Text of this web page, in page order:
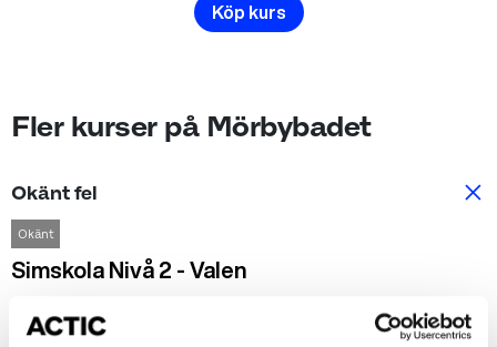
Köp kurs
Fler kurser på Mörbybadet
Okänt fel
Okänt
Simskola Nivå 2 - Valen
arrow_forward_ios